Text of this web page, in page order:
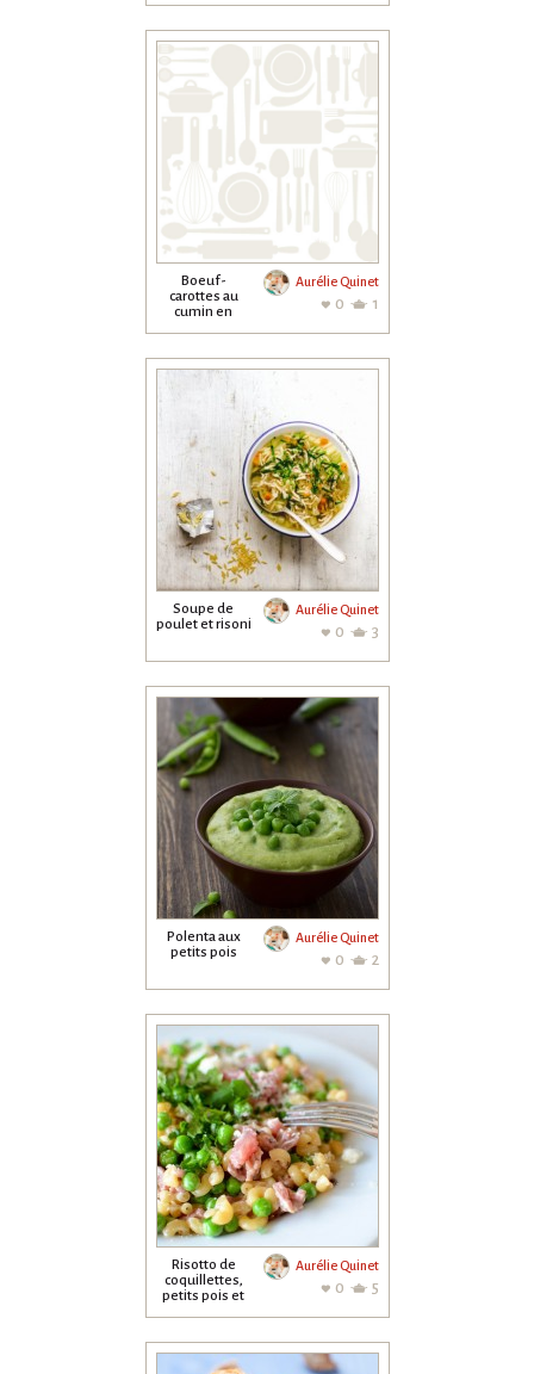
Boeuf-
carottes au
cumin en
Aurélie Quinet
0 1
Soupe de
poulet et risoni
Aurélie Quinet
0 3
Polenta aux
petits pois
Aurélie Quinet
0 2
Risotto de
coquillettes,
petits pois et
Aurélie Quinet
0 5